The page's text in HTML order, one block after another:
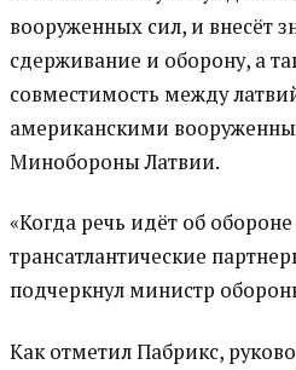
вооруженных сил, и внесёт
сдерживание и оборону, а
совместимость между
американскими
Минобороны Латвии.
«Когда речь идёт об
трансатлантические
подчеркнул министр
Как отметил Пабрикс,